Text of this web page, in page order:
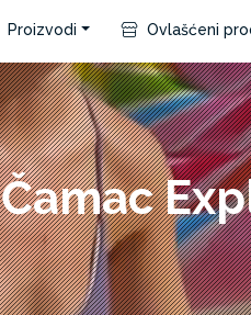
Proizvodi Ovlašćeni
Čamac